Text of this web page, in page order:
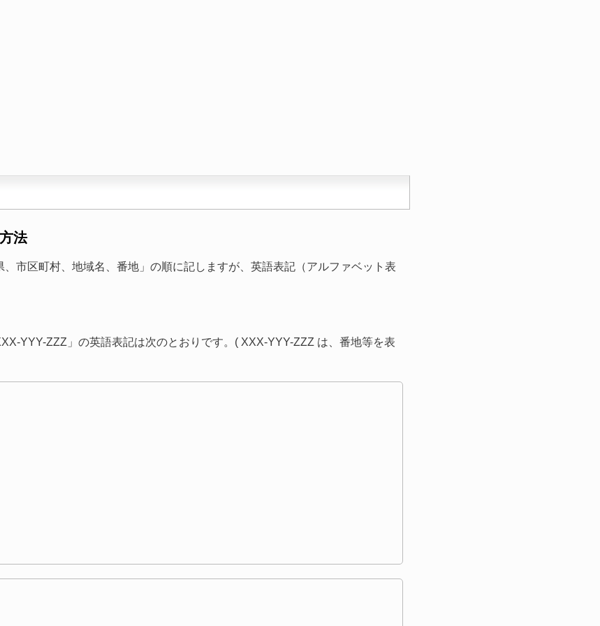
法
、市区町村、地域名、番地」の順に記しますが、英語表記（アルファベット表
YYY-ZZZ」の英語表記は次のとおりです。( XXX-YYY-ZZZ は、番地等を表